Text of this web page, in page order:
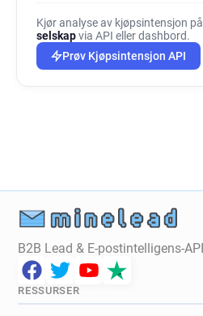
Kjør analyse av kjøpsintensjon på
selskapvia API eller dashbord.
Prøv Kjøpsintensjon API
B2B Lead & E-postintelligens-API
RESSURSER